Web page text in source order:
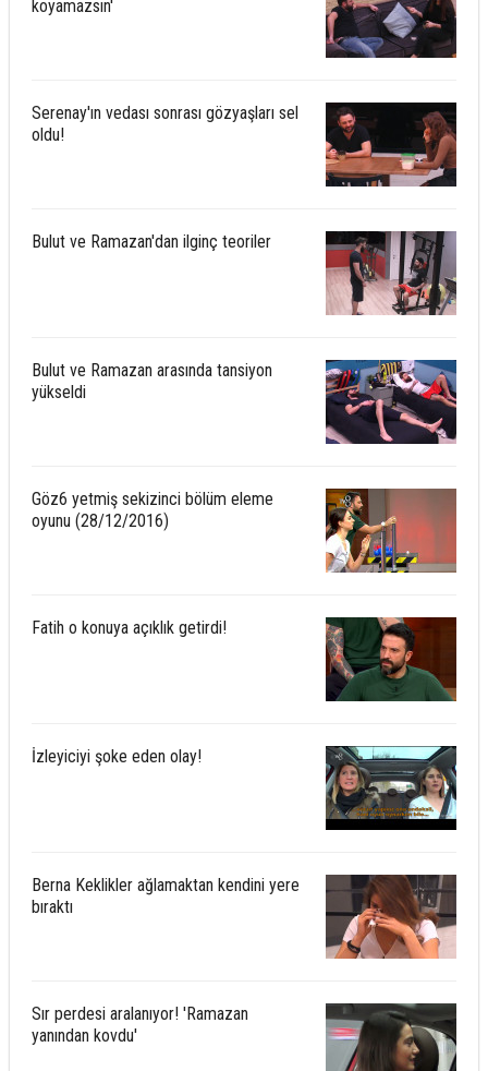
koyamazsın'
Serenay'ın vedası sonrası gözyaşları sel
oldu!
Bulut ve Ramazan'dan ilginç teoriler
Bulut ve Ramazan arasında tansiyon
yükseldi
Göz6 yetmiş sekizinci bölüm eleme
oyunu (28/12/2016)
Fatih o konuya açıklık getirdi!
İzleyiciyi şoke eden olay!
Berna Keklikler ağlamaktan kendini yere
bıraktı
Sır perdesi aralanıyor! 'Ramazan
yanından kovdu'